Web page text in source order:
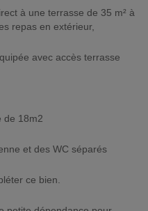
à une terrasse de 35 m² à
repas en extérieur,
avec accès terrasse
de 18m2
et des WC séparés
ce bien.